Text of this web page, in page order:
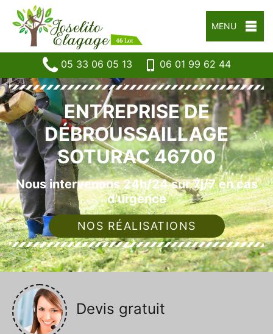
MENU
05 33 06 05 13 06 01 99 62 44
ENTREPRISE DE
DÉBROUSSAILLAGE
SOTURAC 46700
Nous intervenons 24h/24 sur 7j/7 en cas
d'urgence
NOS RÉALISATIONS
Devis gratuit